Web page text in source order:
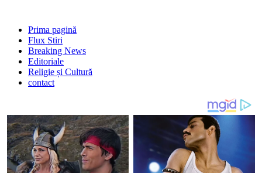
Prima pagină
Flux Stiri
Breaking News
Editoriale
Religie și Cultură
contact